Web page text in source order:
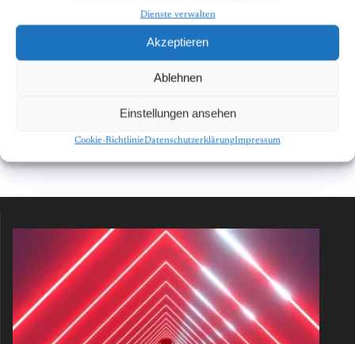
Dienste verwalten
Akzeptieren
Ablehnen
Einstellungen ansehen
Cookie-RichtlinieDatenschutzerklärungImpressum
März 2025
Februar 2025
Januar 2025
Dezember 2024
November 2022